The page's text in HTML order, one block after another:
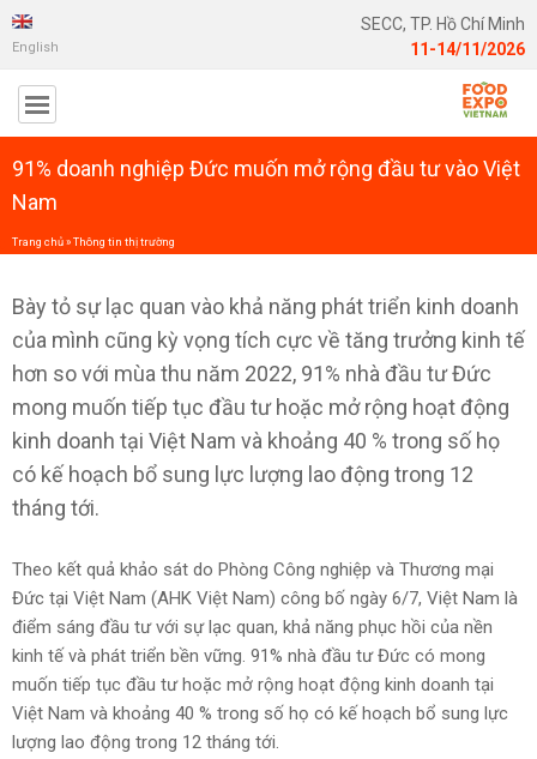
English
SECC, TP. Hồ Chí Minh
11-14/11/2026
91% doanh nghiệp Đức muốn mở rộng đầu tư vào Việt
Nam
Trang chủ»Thông tin thị trường
Bày tỏ sự lạc quan vào khả năng phát triển kinh doanh
của mình cũng kỳ vọng tích cực về tăng trưởng kinh tế
hơn so với mùa thu năm 2022, 91% nhà đầu tư Đức
mong muốn tiếp tục đầu tư hoặc mở rộng hoạt động
kinh doanh tại Việt Nam và khoảng 40 % trong số họ
có kế hoạch bổ sung lực lượng lao động trong 12
tháng tới.
Theo kết quả khảo sát do Phòng Công nghiệp và Thương mại
Đức tại Việt Nam (AHK Việt Nam) công bố ngày 6/7, Việt Nam là
điểm sáng đầu tư với sự lạc quan, khả năng phục hồi của nền
kinh tế và phát triển bền vững. 91% nhà đầu tư Đức có mong
muốn tiếp tục đầu tư hoặc mở rộng hoạt động kinh doanh tại
Việt Nam và khoảng 40 % trong số họ có kế hoạch bổ sung lực
lượng lao động trong 12 tháng tới.